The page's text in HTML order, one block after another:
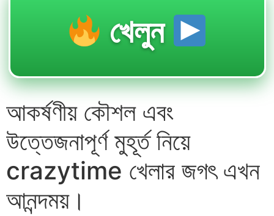
খেলুন
আকর্ষণীয় কৌশল এবং
উত্তেজনাপূর্ণ মুহূর্ত নিয়ে
crazytime খেলার জগৎ এখন
আনন্দময়।